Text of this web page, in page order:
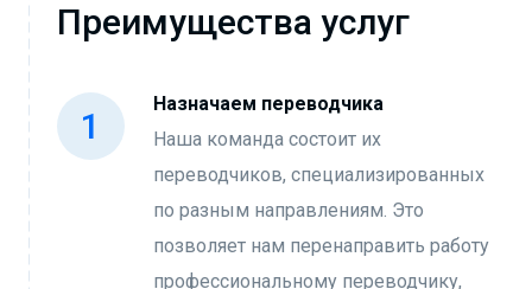
Преимущества услуг
Назначаем переводчика
Наша команда состоит их
переводчиков, специализированных
по разным направлениям. Это
позволяет нам перенаправить работу
профессиональному переводчику,